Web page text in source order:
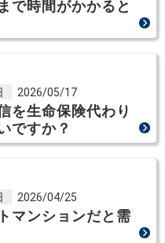
で時間がかかると
2026/05/17
を生命保険代わり
ですか？
2026/04/25
マンションだと需